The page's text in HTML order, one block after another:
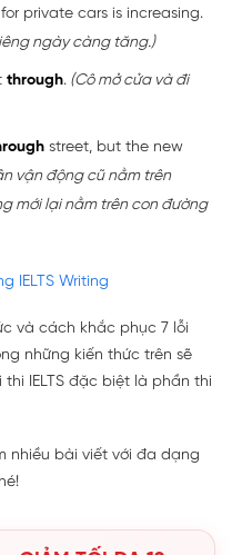
private cars is increasing.
ngày càng tăng.)
through. (Cô mở cửa và đi
street, but the new
vận động cũ nằm trên
mới lại nằm trên con đường
IELTS Writing
và cách khắc phục 7 lỗi
những kiến thức trên sẽ
IELTS đặc biệt là phần thi
nhiều bài viết với đa dạng